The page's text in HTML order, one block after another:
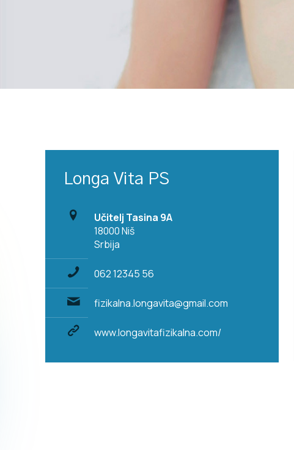
Longa Vita PS
Učitelj Tasina 9A
18000 Niš
Srbija
062 12345 56
fizikalna.longavita@gmail.com
www.longavitafizikalna.com/